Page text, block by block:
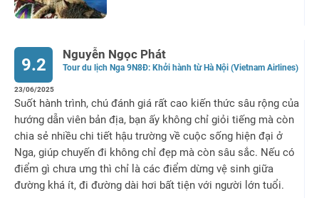
Nguyễn Ngọc Phát
Tour du lịch Nga 9N8Đ: Khởi hành từ Hà Nội (Vietnam Airlines)
9.2
23/06/2025
Suốt hành trình, chú đánh giá rất cao kiến thức sâu rộng của
hướng dẫn viên bản địa, bạn ấy không chỉ giỏi tiếng mà còn
chia sẻ nhiều chi tiết hậu trường về cuộc sống hiện đại ở
Nga, giúp chuyến đi không chỉ đẹp mà còn sâu sắc. Nếu có
điểm gì chưa ưng thì chỉ là các điểm dừng vệ sinh giữa
đường khá ít, đi đường dài hơi bất tiện với người lớn tuổi.